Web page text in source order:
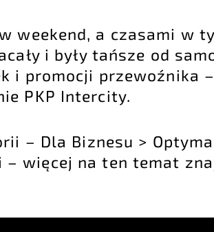
weekend, a czasami w
i były tańsze od
i promocji przewoźnika
PKP Intercity.
– Dla Biznesu >
– więcej na ten temat